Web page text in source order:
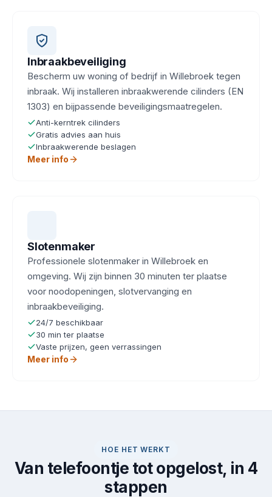
Inbraakbeveiliging
Bescherm uw woning of bedrijf in Willebroek tegen
inbraak. Wij installeren inbraakwerende cilinders (EN
1303) en bijpassende beveiligingsmaatregelen.
Anti-kerntrek cilinders
Gratis advies aan huis
Inbraakwerende beslagen
Meer info
Slotenmaker
Professionele slotenmaker in Willebroek en
omgeving. Wij zijn binnen 30 minuten ter plaatse
voor noodopeningen, slotvervanging en
inbraakbeveiliging.
24/7 beschikbaar
30 min ter plaatse
Vaste prijzen, geen verrassingen
Meer info
HOE HET WERKT
Van telefoontje tot opgelost, in 4
stappen